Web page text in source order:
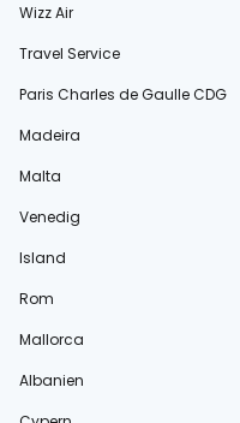
Wizz Air
Travel Service
Paris Charles de Gaulle CDG
Madeira
Malta
Venedig
Island
Rom
Mallorca
Albanien